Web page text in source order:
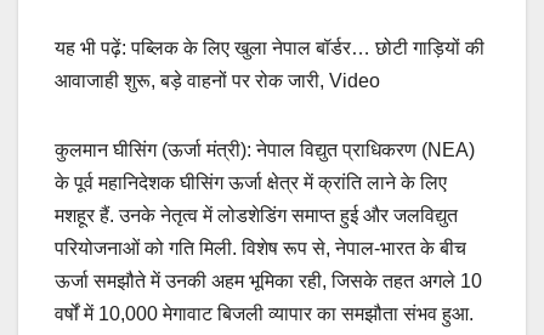
यह भी पढ़ें: पब्लिक के लिए खुला नेपाल बॉर्डर… छोटी गाड़ियों की
आवाजाही शुरू, बड़े वाहनों पर रोक जारी, Video
कुलमान घीसिंग (ऊर्जा मंत्री): नेपाल विद्युत प्राधिकरण (NEA)
के पूर्व महानिदेशक घीसिंग ऊर्जा क्षेत्र में क्रांति लाने के लिए
मशहूर हैं. उनके नेतृत्व में लोडशेडिंग समाप्त हुई और जलविद्युत
परियोजनाओं को गति मिली. विशेष रूप से, नेपाल-भारत के बीच
ऊर्जा समझौते में उनकी अहम भूमिका रही, जिसके तहत अगले 10
वर्षों में 10,000 मेगावाट बिजली व्यापार का समझौता संभव हुआ.